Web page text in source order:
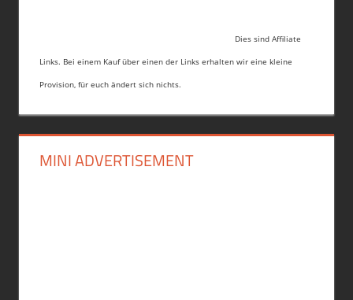
Dies sind Affiliate
Links. Bei einem Kauf über einen der Links erhalten wir eine kleine
Provision, für euch ändert sich nichts.
MINI ADVERTISEMENT